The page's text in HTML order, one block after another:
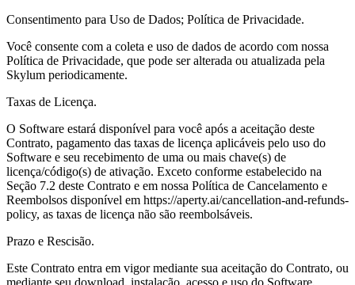
Consentimento para Uso de Dados; Política de Privacidade.
Você consente com a coleta e uso de dados de acordo com nossa
Política de Privacidade, que pode ser alterada ou atualizada pela
Skylum periodicamente.
Taxas de Licença.
O Software estará disponível para você após a aceitação deste
Contrato, pagamento das taxas de licença aplicáveis pelo uso do
Software e seu recebimento de uma ou mais chave(s) de
licença/código(s) de ativação. Exceto conforme estabelecido na
Seção 7.2 deste Contrato e em nossa Política de Cancelamento e
Reembolsos disponível em https://aperty.ai/cancellation-and-refunds-
policy, as taxas de licença não são reembolsáveis.
Prazo e Rescisão.
Este Contrato entra em vigor mediante sua aceitação do Contrato, ou
mediante seu download, instalação, acesso e uso do Software,